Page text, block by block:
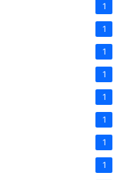
1
1
1
1
1
1
1
1